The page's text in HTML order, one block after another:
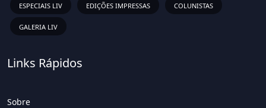
ESPECIAIS LIV EDIÇÕES IMPRESSAS COLUNISTAS
GALERIA LIV
Links Rápidos
Sobre